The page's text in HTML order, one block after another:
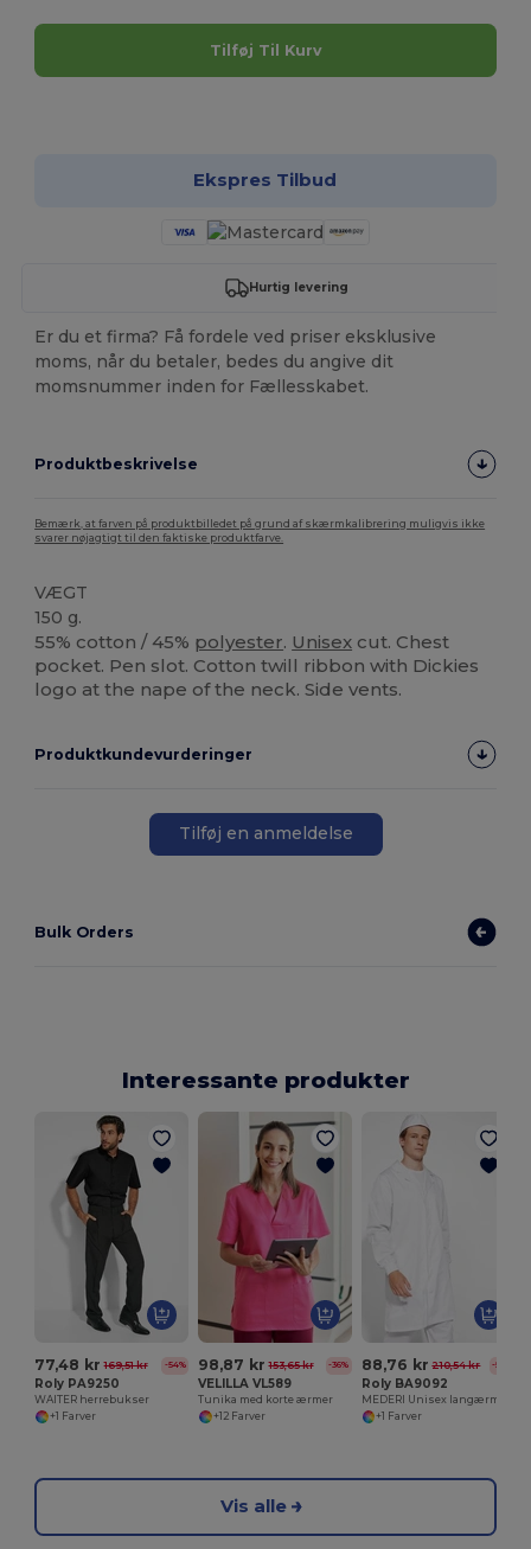
Tilføj Til Kurv
Ekspres Tilbud
Hurtig levering
Er du et firma? Få fordele ved priser eksklusive
moms, når du betaler, bedes du angive dit
momsnummer inden for Fællesskabet.
Produktbeskrivelse
Bemærk, at farven på produktbilledet på grund af skærmkalibrering muligvis ikke
svarer nøjagtigt til den faktiske produktfarve.
VÆGT
150 g.
55% cotton / 45% polyester. Unisex cut. Chest
pocket. Pen slot. Cotton twill ribbon with Dickies
logo at the nape of the neck. Side vents.
Produktkundevurderinger
Tilføj en anmeldelse
Bulk Orders
Interessante produkter
77,48 kr 169,51 kr -54%
Roly PA9250
WAITER herrebukser
+1 Farver
98,87 kr 153,65 kr -36%
VELILLA VL589
Tunika med korte ærmer
+12 Farver
88,76 kr 210,54 kr -58%
Roly BA9092
+1 Farver
Vis alle